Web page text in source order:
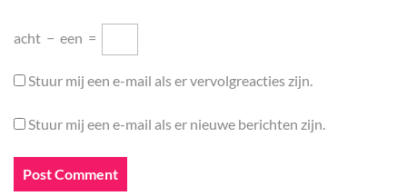
acht − een =
Stuur mij een e-mail als er vervolgreacties zijn.
Stuur mij een e-mail als er nieuwe berichten zijn.